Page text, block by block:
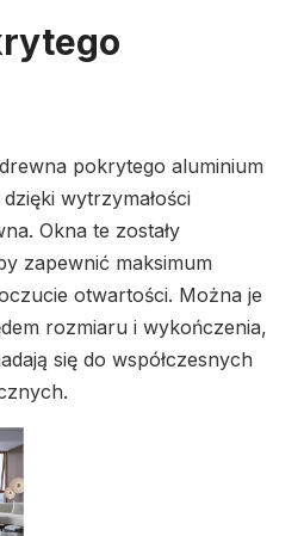
pokrytego aluminium
wytrzymałości
Okna te zostały
zapewnić maksimum
otwartości. Można je
rozmiaru i wykończenia,
się do współczesnych